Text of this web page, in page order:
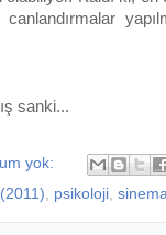
sanki...
yok:
, psikoloji,